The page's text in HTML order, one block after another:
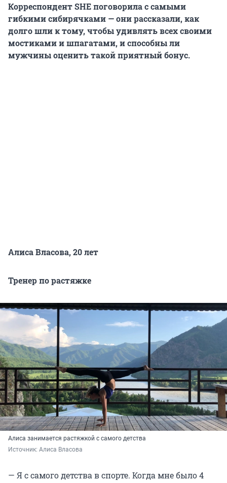
Корреспондент SHE поговорила с самыми
гибкими сибирячками — они рассказали, как
долго шли к тому, чтобы удивлять всех своими
мостиками и шпагатами, и способны ли
мужчины оценить такой приятный бонус.
Алиса Власова, 20 лет
Тренер по растяжке
Алиса занимается растяжкой с самого детства
Источник: Алиса Власова
— Я с самого детства в спорте. Когда мне было 4